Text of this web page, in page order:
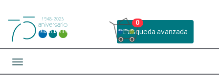
Busqueda avanzada
0
Toggle navigation